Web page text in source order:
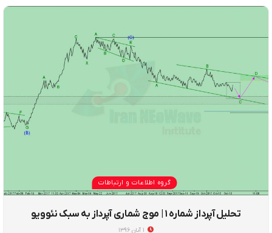
گروه اطلاعات و ارتباطات
تحلیل آپرداز شماره ۱ | موج شماری آپرداز به سبک نئوویو